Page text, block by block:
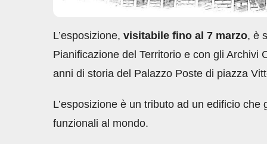
L’esposizione, visitabile fino al 7 marzo, è
Pianificazione del Territorio e con gli Archivi
anni di storia del Palazzo Poste di piazza
L’esposizione è un tributo ad un edificio
funzionali al mondo.